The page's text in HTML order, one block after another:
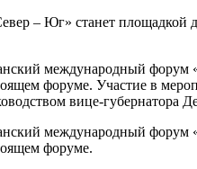
– Юг» станет площадкой
международный
форуме. Участие в
вице-губернатора
международный
форуме.